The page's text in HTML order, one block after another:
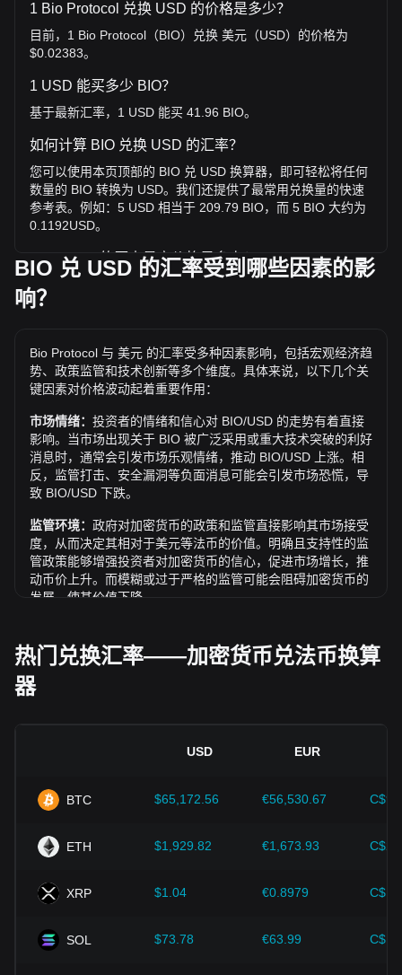
1 Bio Protocol 兑换 USD 的价格是多少？
目前，1 Bio Protocol（BIO）兑换 美元（USD）的价格为
$0.02383。
1 USD 能买多少 BIO？
基于最新汇率，1 USD 能买 41.96 BIO。
如何计算 BIO 兑换 USD 的汇率？
您可以使用本页顶部的 BIO 兑 USD 换算器，即可轻松将任何
数量的 BIO 转换为 USD。我们还提供了最常用兑换量的快速
参考表。例如：5 USD 相当于 209.79 BIO，而 5 BIO 大约为
0.1192USD。
BIO / USD 的历史最高价格是多少？
1 BIO 兑 USD 的历史最高价为 $0.9226。1 BIO / USD 的价值
是否还会超越目前的历史最高价呢？让我们拭目以待。
过去7天内，Bio Protocol（BIO）的汇率上升了4.58%。 过
去1个月内，Bio Protocol（BIO）兑 美元（USD）的汇率下降
了15.82%。
BIO 兑 USD 的汇率受到哪些因素的影
响？
Bio Protocol 与 美元 的汇率受多种因素影响，包括宏观经济趋
势、政策监管和技术创新等多个维度。具体来说，以下几个关
键因素对价格波动起着重要作用：
市场情绪： 投资者的情绪和信心对 BIO/USD 的走势有着直接
影响。当市场出现关于 BIO 被广泛采用或重大技术突破的利好
消息时，通常会引发市场乐观情绪，推动 BIO/USD 上涨。相
反，监管打击、安全漏洞等负面消息可能会引发市场恐慌，导
致 BIO/USD 下跌。
监管环境： 政府对加密货币的政策和监管直接影响其市场接受
度，从而决定其相对于美元等法币的价值。明确且支持性的监
管政策能够增强投资者对加密货币的信心，促进市场增长，推
动币价上升。而模糊或过于严格的监管可能会阻碍加密货币的
发展，使其价值下降。
经济增长等关键指标）对法币价值起决定性作用，并间接影响
BIO/USD 的汇率。例如：高通胀可能会削弱市场对法币的信
任，促使投资者寻求比特币等加密资产作为避险工具，进而推
高其价格。
性的提升，都为比特币等加密货币的价值增长提供了强有力的
投资者需深入了解这些因素，以避免做出错误决策。在综合考
未来走势，并根据市场变化及时调整投资策略。
热门兑换汇率——加密货币兑法币换算
器
USD EUR
BTC $65,172.56 €56,530.67
ETH $1,929.82 €1,673.93
XRP $1.04 €0.8979
SOL $73.78 €63.99